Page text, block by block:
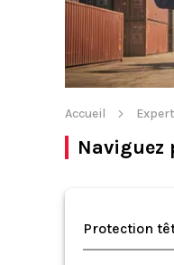
Accueil
Naviguez
Protection